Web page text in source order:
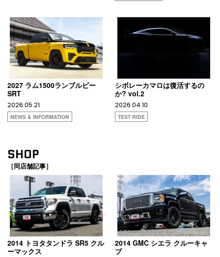
2027 ラム1500ランブルビー
SRT
2026.05.21
NEWS & INFORMATION
シボレーカマロは復活するの
か? vol.2
2026.04.10
TEST RIDE
SHOP
［同店舗記事］
2014 トヨタタンドラ SR5 クル
ーマックス
2014 GMC シエラ クルーキャ
ブ